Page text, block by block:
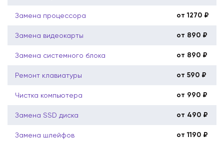
Замена процессора от 1270 ₽
Замена видеокарты от 890 ₽
Замена системного блока от 890 ₽
Ремонт клавиатуры от 590 ₽
Чистка компьютера от 990 ₽
Замена SSD диска от 490 ₽
Замена шлейфов от 1190 ₽